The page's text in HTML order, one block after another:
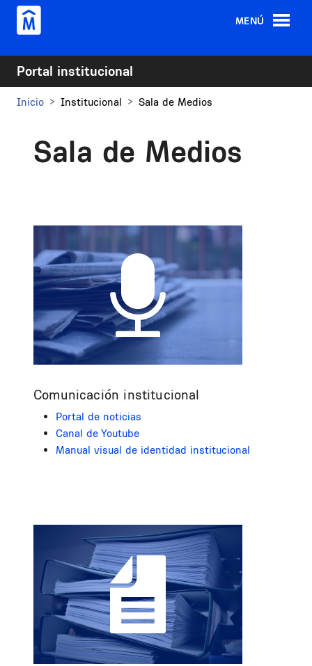
Pasar al contenido principal
MENÚ
Portal institucional
Inicio Institucional Sala de Medios
Sala de Medios
Comunicación institucional
Portal de noticias
Canal de Youtube
Manual visual de identidad institucional